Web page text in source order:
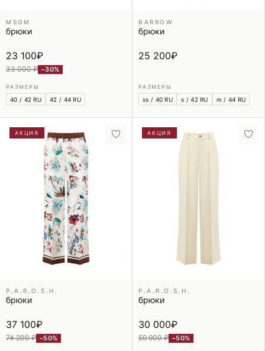
MSGM
брюки
23 100₽
33 000 ₽ −30%
РАЗМЕРЫ
40 / 42 RU 42 / 44 RU
BARROW
брюки
25 200₽
РАЗМЕРЫ
xs / 40 RU s / 42 RU m / 44 RU
АКЦИЯ
P.A.R.O.S.H.
брюки
37 100₽
74 200 ₽ −50%
АКЦИЯ
P.A.R.O.S.H.
брюки
30 000₽
59 900 ₽ −50%